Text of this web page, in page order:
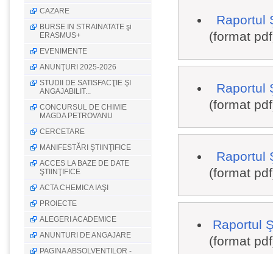
CAZARE
BURSE IN STRAINATATE şi
ERASMUS+
EVENIMENTE
ANUNŢURI 2025-2026
STUDII DE SATISFACŢIE ŞI
ANGAJABILIT...
CONCURSUL DE CHIMIE
MAGDA PETROVANU
CERCETARE
MANIFESTĂRI ŞTIINŢIFICE
ACCES LA BAZE DE DATE
ŞTIINŢIFICE
ACTA CHEMICA IAŞI
PROIECTE
ALEGERI ACADEMICE
ANUNTURI DE ANGAJARE
PAGINA ABSOLVENTILOR -
Raportul
(format
Raportul
(format
Raportul
(format
Raportul
(format